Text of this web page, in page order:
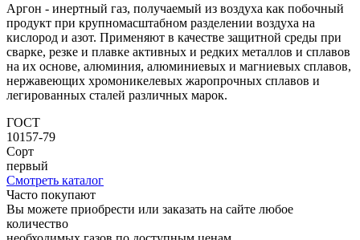
Аргон - инертный газ, получаемый из воздуха как побочный
продукт при крупномасштабном разделении воздуха на
кислород и азот. Применяют в качестве защитной среды при
сварке, резке и плавке активных и редких металлов и сплавов
на их основе, алюминия, алюминиевых и магниевых сплавов,
нержавеющих хромоникелевых жаропрочных сплавов и
легированных сталей различных марок.
ГОСТ
10157-79
Сорт
первый
Смотреть каталог
Часто покупают
Вы можете приобрести или заказать на сайте любое
количество